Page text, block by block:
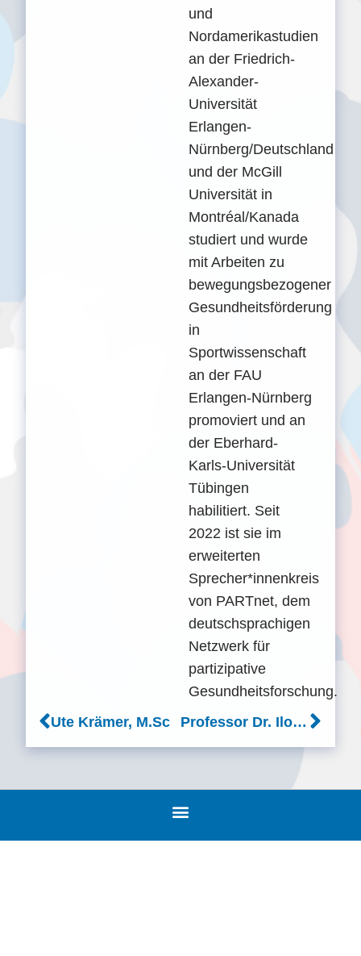
und
Nordamerikastudien
an der Friedrich-
Alexander-
Universität
Erlangen-
Nürnberg/Deutschland
und der McGill
Universität in
Montréal/Kanada
studiert und wurde
mit Arbeiten zu
bewegungsbezogener
Gesundheitsförderung
in
Sportwissenschaft
an der FAU
Erlangen-Nürnberg
promoviert und an
der Eberhard-
Karls-Universität
Tübingen
habilitiert. Seit
2022 ist sie im
erweiterten
Sprecher*innenkreis
von PARTnet, dem
deutschsprachigen
Netzwerk für
partizipative
Gesundheitsforschung.
Ute Krämer, M.Sc
Professor Dr. Ilona Kickbusch